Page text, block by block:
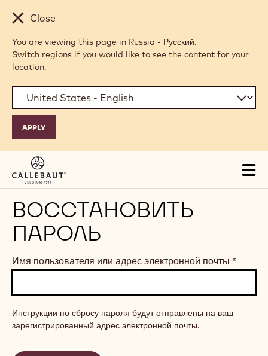
Skip to main content
Close
You are viewing this page in Russia - Русский.
Switch regions if you would like to see the content for your
location.
ВОССТАНОВИТЬ
ПАРОЛЬ
Имя пользователя или адрес электронной почты *
Инструкции по сбросу пароля будут отправлены на ваш
зарегистрированный адрес электронной почты.